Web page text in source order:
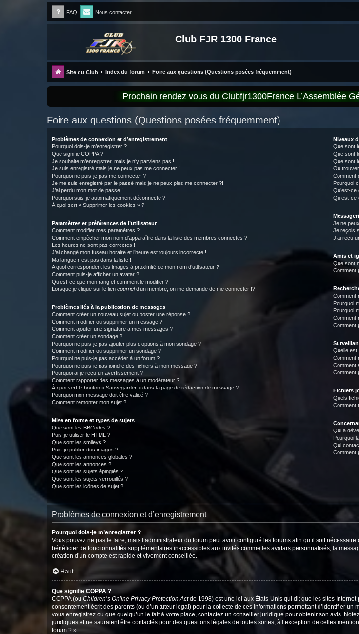
FAQ Nous contacter
Club FJR 1300 France
Site du Club Index du forum Foire aux questions (Questions posées fréquemment)
Prochain rendez vous du Clubfjr1300France L’Assemblée
Foire aux questions (Questions posées fréquemment)
Problèmes de connexion et d’enregistrement
Pourquoi dois-je m’enregistrer ?
Que signifie COPPA ?
Je souhaite m’enregistrer, mais je n’y parviens pas !
Je suis enregistré mais je ne peux pas me connecter !
Pourquoi ne puis-je pas me connecter ?
Je me suis enregistré par le passé mais je ne peux plus me connecter ?!
J’ai perdu mon mot de passe !
Pourquoi suis-je automatiquement déconnecté ?
À quoi sert « Supprimer les cookies » ?
Paramètres et préférences de l’utilisateur
Comment modifier mes paramètres ?
Comment empêcher mon nom d’apparaître dans la liste des membres connectés ?
Les heures ne sont pas correctes !
J’ai changé mon fuseau horaire et l’heure est toujours incorrecte !
Ma langue n’est pas dans la liste !
A quoi correspondent les images à proximité de mon nom d’utilisateur ?
Comment puis-je afficher un avatar ?
Qu’est-ce que mon rang et comment le modifier ?
Lorsque je clique sur le lien courrield’un membre, on me demande de me connecter !?
Problèmes liés à la publication de messages
Comment créer un nouveau sujet ou poster une réponse ?
Comment modifier ou supprimer un message ?
Comment ajouter une signature à mes messages ?
Comment créer un sondage ?
Pourquoi ne puis-je pas ajouter plus d’options à mon sondage ?
Comment modifier ou supprimer un sondage ?
Pourquoi ne puis-je pas accéder à un forum ?
Pourquoi ne puis-je pas joindre des fichiers à mon message ?
Pourquoi ai-je reçu un avertissement ?
Comment rapporter des messages à un modérateur ?
À quoi sert le bouton « Sauvegarder » dans la page de rédaction de message ?
Pourquoi mon message doit être validé ?
Comment remonter mon sujet ?
Mise en forme et types de sujets
Que sont les BBCodes ?
Puis-je utiliser le HTML ?
Que sont les smileys ?
Puis-je publier des images ?
Que sont les annonces globales ?
Que sont les annonces ?
Que sont les sujets épinglés ?
Que sont les sujets verrouillés ?
Que sont les icônes de sujet ?
Niveaux
Que sont
Que sont
Que sont
Où
Comment
Pourquoi
Qu’est-ce
Qu’est-ce
Je ne
Je reçois
J’ai reçu
Amis et
Que sont
Comment
Comment
Pourquoi
Pourquoi
Comment
Comment
Quelle est
Comment
Comment
Comment
Fichiers
Quels
Comment
Qui a
Pourquoi
Qui
Comment
Problèmes de connexion et d’enregistrement
Pourquoi dois-je m’enregistrer ?
Vous pouvez ne pas le faire, mais l’administrateur du forum peut avoir configuré les forums afin qu’il soit
bénéficier de fonctionnalités supplémentaires inaccessibles aux invités comme les avatars personnalisés, la
création d’un compte est rapide et vivement conseillée.
Haut
Que signifie COPPA ?
COPPA (ou Children’s Online Privacy Protection Actde 1998) est une loi aux États-Unis qui dit que les sites
consentement écrit des parents (ou d’un tuteur légal) pour la collecte de ces informations permettant d’identifier
vous enregistrez ou que quelqu’un le fait à votre place, contactez un conseiller juridique pour obtenir son avis.
juridiques et ne sauraient être contactés pour des questions légales de toutes sortes, à l’exception de celles
forum ? ».